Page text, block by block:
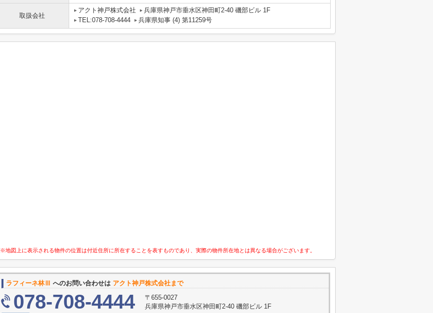
取扱会社
アクト神戸株式会社
兵庫県神戸市垂水区神田町2-40 磯部ビル 1F
TEL:078-708-4444
兵庫県知事 (4) 第11259号
※地図上に表示される物件の位置は付近住所に所在することを表すものであり、実際の物件所在地とは異なる場合がございます。
ラフィーネ林Ⅲ へのお問い合わせは アクト神戸株式会社まで
078-708-4444
〒655-0027
兵庫県神戸市垂水区神田町2-40 磯部ビル 1F